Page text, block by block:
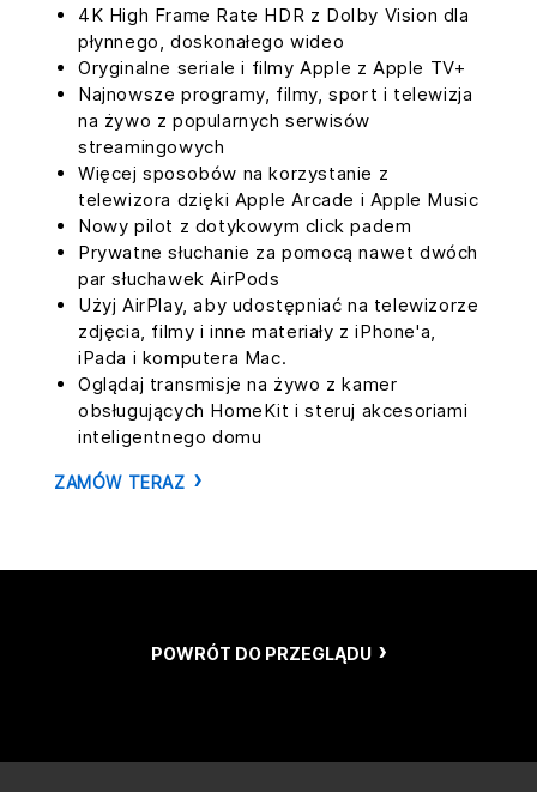
4K High Frame Rate HDR z Dolby Vision dla
płynnego, doskonałego wideo
Oryginalne seriale i filmy Apple z Apple TV+
Najnowsze programy, filmy, sport i telewizja
na żywo z popularnych serwisów
streamingowych
Więcej sposobów na korzystanie z
telewizora dzięki Apple Arcade i Apple Music
Nowy pilot z dotykowym click padem
Prywatne słuchanie za pomocą nawet dwóch
par słuchawek AirPods
Użyj AirPlay, aby udostępniać na telewizorze
zdjęcia, filmy i inne materiały z iPhone'a,
iPada i komputera Mac.
Oglądaj transmisje na żywo z kamer
obsługujących HomeKit i steruj akcesoriami
inteligentnego domu
ZAMÓW TERAZ
POWRÓT DO PRZEGLĄDU